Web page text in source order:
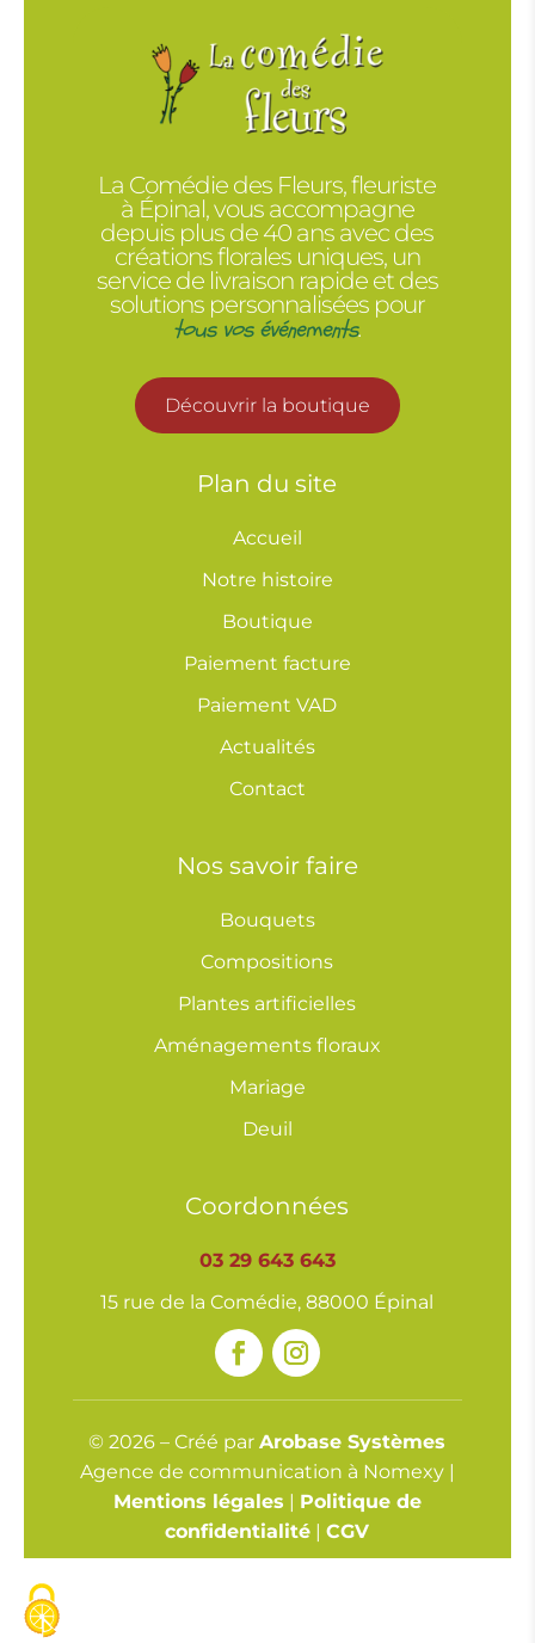
La Comédie des Fleurs, fleuriste
à Épinal, vous accompagne
depuis plus de 40 ans avec des
créations florales uniques, un
service de livraison rapide et des
solutions personnalisées pour
tous vos événements.
Découvrir la boutique
Plan du site
Accueil
Notre histoire
Boutique
Paiement facture
Paiement VAD
Actualités
Contact
Nos savoir faire
Bouquets
Compositions
Plantes artificielles
Aménagements floraux
Mariage
Deuil
Coordonnées
03 29 643 643
15 rue de la Comédie, 88000 Épinal
© 2026 – Créé parArobase Systèmes
Agence de communication à Nomexy |
Mentions légales | Politique de
confidentialité |CGV